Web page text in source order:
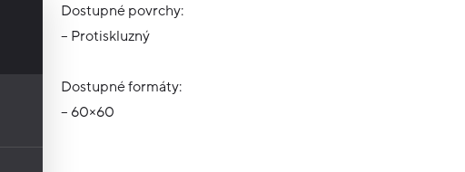
Dostupné povrchy:
– Protiskluzný
Dostupné formáty:
– 60×60